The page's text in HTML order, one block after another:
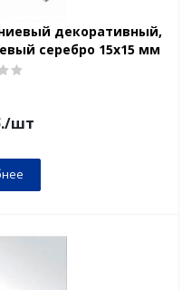
декоративный,
серебро 15х15 мм
/шт